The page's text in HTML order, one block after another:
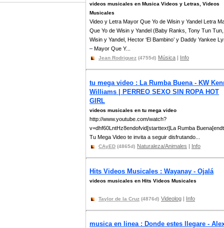
videos musicales en Musica Videos y Letras, Videos
Musicales
Video y Letra Mayor Que Yo de Wisin y Yandel Letra
Que Yo de Wisin y Yandel (Baby Ranks, Tony Tun Tun,
Wisin y Yandel, Hector ‘El Bambino’ y Daddy Yankee
– Mayor Que Y...
Jean Rodriguez (4755d) Música | Info
tu mega video : La Rumba Buena - KW
Williams | PERREO SEXO SIN ROPA HOT
GIRL
videos musicales en tu mega video
http://www.youtube.com/watch?
v=dhf60LntHz8endofvid[starttext]La Rumba
Tu Mega Video te invita a seguir disfrutando...
CAyED (4865d) Naturaleza/Animales | Info
Hits Videos Musicales : Wayanay - Ojalá
videos musicales en Hits Videos Musicales
Taylor de la Cruz (4876d) Videolog | Info
musica en linea : Donde estes llegare -